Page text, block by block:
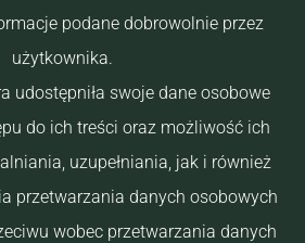
podane dobrowolnie przez
użytkownika.
udostępniła swoje dane osobowe
do ich treści oraz możliwość ich
uzupełniania, jak i również
przetwarzania danych osobowych
wobec przetwarzania danych